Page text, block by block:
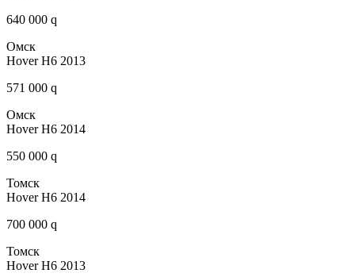
640 000 q
Омск
Hover H6 2013
571 000 q
Омск
Hover H6 2014
550 000 q
Томск
Hover H6 2014
700 000 q
Томск
Hover H6 2013